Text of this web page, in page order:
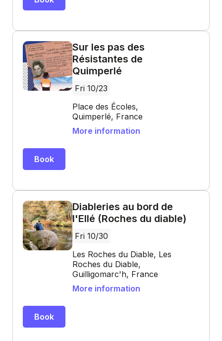
Sur les pas des
Résistantes de
Quimperlé
Fri 10/23
Place des Écoles,
Quimperlé, France
More information
Book
Diableries au bord de
l'Ellé (Roches du diable)
Fri 10/30
Les Roches du Diable, Les
Roches du Diable,
Guilligomarc'h, France
More information
Book